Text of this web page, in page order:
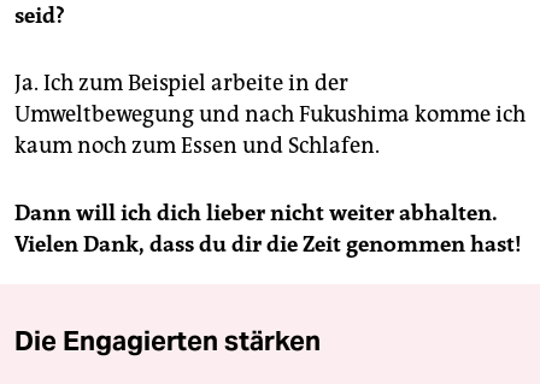
seid?
Ja. Ich zum Beispiel arbeite in der
Umweltbewegung und nach Fukushima komme ich
kaum noch zum Essen und Schlafen.
Dann will ich dich lieber nicht weiter abhalten.
Vielen Dank, dass du dir die Zeit genommen hast!
Die Engagierten stärken